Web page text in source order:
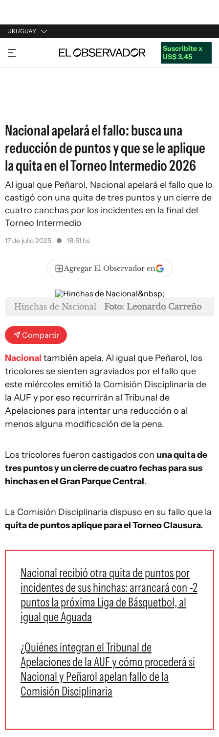
URUGUAY
URUGUAY
ARGENTINA
Suscribite x
US$ 3,45
Nacional apelará el fallo: busca una
reducción de puntos y que se le aplique
la quita en el Torneo Intermedio 2026
Al igual que Peñarol, Nacional apelará el fallo que lo
castigó con una quita de tres puntos y un cierre de
cuatro canchas por los incidentes en la final del
Torneo Intermedio
17 de julio 2025 18:51 hs
Agregar El Observador en
Hinchas de Nacional Foto: Leonardo Carreño
Compartir
Nacional también apela. Al igual que Peñarol, los
tricolores se sienten agraviados por el fallo que
este miércoles emitió la Comisión Disciplinaria de
la AUF y por eso recurrirán al Tribunal de
Apelaciones para intentar una reducción o al
menos alguna modificación de la pena.
Los tricolores fueron castigados con una quita de
tres puntos y un cierre de cuatro fechas para sus
hinchas en el Gran Parque Central.
La Comisión Disciplinaria dispuso en su fallo que la
quita de puntos aplique para el Torneo Clausura.
Nacional recibió otra quita de puntos por
incidentes de sus hinchas: arrancará con -2
puntos la próxima Liga de Básquetbol, al
igual que Aguada
¿Quiénes integran el Tribunal de
Apelaciones de la AUF y cómo procederá si
Nacional y Peñarol apelan fallo de la
Comisión Disciplinaria